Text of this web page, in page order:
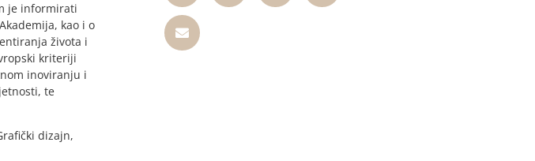
je informirati
kao i o
života i
kriteriji
inoviranju i
te
dizajn,